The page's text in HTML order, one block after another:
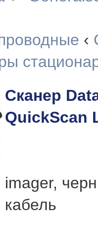
‹
Сканер
QuickScan
imager,
кабель